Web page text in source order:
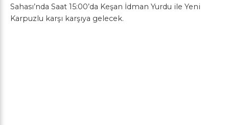
Sahası’nda Saat 15:00’da Keşan İdman Yurdu ile Yeni
Karpuzlu karşı karşıya gelecek.